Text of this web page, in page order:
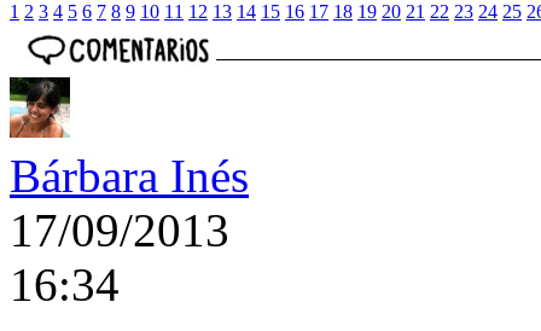
1 2 3 4 5 6 7 8 9 10 11 12 13 14 15 16 17 18 19 20 21 22 23 24 25
Bárbara Inés
17/09/2013
16:34